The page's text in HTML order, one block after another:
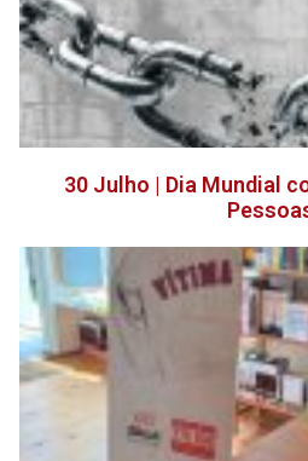
30 Julho | Dia Mundial